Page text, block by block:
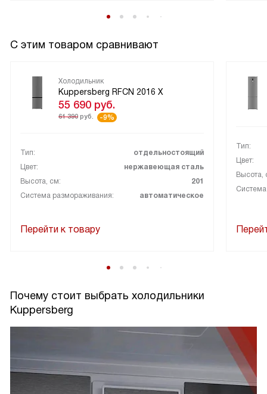
поддерживать порядок. Могу порекомендовать тем, кто
С этим товаром сравнивают
Холодильник
Kuppersberg RFCN 2016 X
55 690 руб.
61 390 руб. -9%
Тип:
отдельностоящий
Цвет:
нержавеющая сталь
Высота, см:
201
Система размораживания:
автоматическое
Перейти к товару
Тип:
Цвет:
Высота,
Почему стоит выбрать холодильники
Kuppersberg